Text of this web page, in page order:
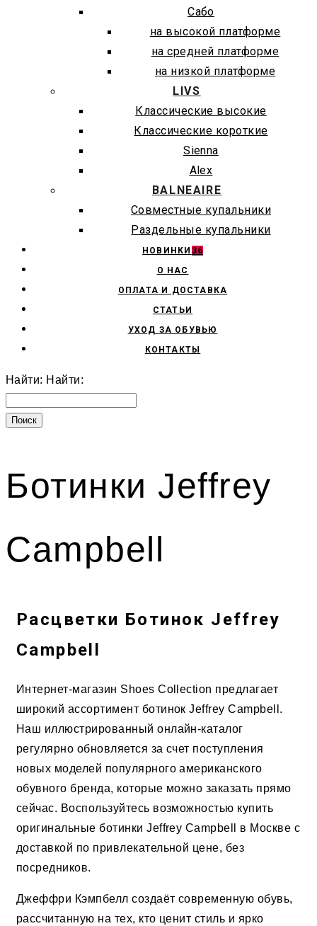
Сабо
на высокой платформе
на средней платформе
на низкой платформе
LIVS
Классические высокие
Классические короткие
Sienna
Alex
BALNEAIRE
Совместные купальники
Раздельные купальники
НОВИНКИ 36
О НАС
ОПЛАТА И ДОСТАВКА
СТАТЬИ
УХОД ЗА ОБУВЬЮ
КОНТАКТЫ
Найти: Найти:
Ботинки Jeffrey
Campbell
Расцветки Ботинок Jeffrey
Campbell
Интернет-магазин Shoes Collection предлагает
широкий ассортимент ботинок Jeffrey Campbell.
Наш иллюстрированный онлайн-каталог
регулярно обновляется за счет поступления
новых моделей популярного американского
обувного бренда, которые можно заказать прямо
сейчас. Воспользуйтесь возможностью купить
оригинальные ботинки Jeffrey Campbell в Москве с
доставкой по привлекательной цене, без
посредников.
Джеффри Кэмпбелл создаёт современную обувь,
рассчитанную на тех, кто ценит стиль и ярко